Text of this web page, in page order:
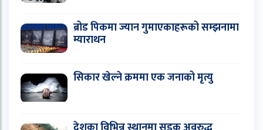
ब्रोड पिकमा ज्यान गुमाएकाहरूको सम्झनामा
म्याराथन
सिकार खेल्ने क्रममा एक जनाको मृत्यु